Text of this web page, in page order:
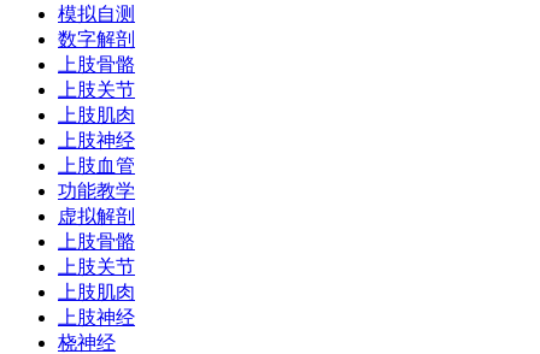
模拟自测
数字解剖
上肢骨骼
上肢关节
上肢肌肉
上肢神经
上肢血管
功能教学
虚拟解剖
上肢骨骼
上肢关节
上肢肌肉
上肢神经
桡神经